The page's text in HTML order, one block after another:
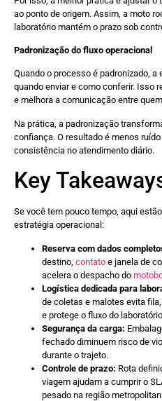
ao ponto de origem. Assim, a moto
laboratório mantém o prazo sob
Padronização do fluxo operacional
Quando o processo é padronizado, a
quando enviar e como conferir. Isso
e melhora a comunicação entre
Na prática, a padronização
confiança. O resultado é menos
consistência no atendimento diário.
Key
Se você tem pouco tempo, aqui
estratégia operacional:
Reserva com dados
destino, contato e janela de
acelera o despacho do
Logística dedicada para
de coletas e malotes evita
e protege o fluxo do
Segurança da carga:
fechado diminuem risco de
durante o trajeto.
Controle de prazo: Rota
viagem ajudam a cumprir o
pesado na região